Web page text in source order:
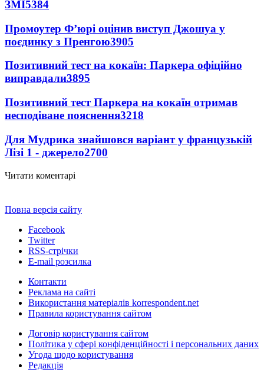
ЗМІ5384
Промоутер Ф’юрі оцінив виступ Джошуа у
поєдинку з Пренгою3905
Позитивний тест на кокаїн: Паркера офіційно
виправдали3895
Позитивний тест Паркера на кокаїн отримав
несподіване пояснення3218
Для Мудрика знайшовся варіант у французькій
Лізі 1 - джерело2700
Читати коментарі
Повна версія сайту
Facebook
Twitter
RSS-стрічки
E-mail розсилка
Контакти
Реклама на сайті
Використання матеріалів korrespondent.net
Правила користування сайтом
Договір користування сайтом
Політика у сфері конфіденційності і персональних даних
Угода щодо користування
Редакція